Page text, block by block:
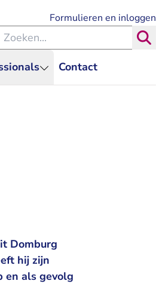
Contact
Formulieren en inloggen
binnen de Rechtspraak
Domburg
hij zijn
en als gevolg